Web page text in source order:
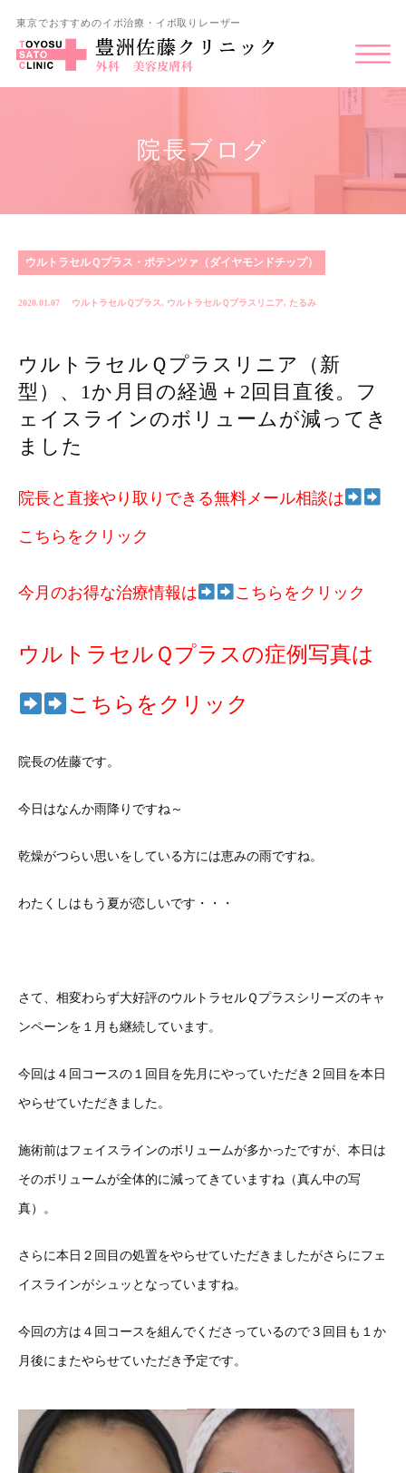
東京でおすすめのイボ治療・イボ取りレーザー
院長ブログ
ウルトラセルＱプラス・ポテンツァ（ダイヤモンドチップ）
2020.01.07 ウルトラセルＱプラス, ウルトラセルＱプラスリニア, たるみ
ウルトラセルＱプラスリニア（新
型）、1か月目の経過＋2回目直後。フ
ェイスラインのボリュームが減ってき
ました
院長と直接やり取りできる無料メール相談は
こちらをクリック
今月のお得な治療情報は こちらをクリック
ウルトラセルＱプラスの症例写真は
こちらをクリック
院長の佐藤です。
今日はなんか雨降りですね～
乾燥がつらい思いをしている方には恵みの雨ですね。
わたくしはもう夏が恋しいです・・・
さて、相変わらず大好評のウルトラセルＱプラスシリーズのキャ
ンペーンを１月も継続しています。
今回は４回コースの１回目を先月にやっていただき２回目を本日
やらせていただきました。
施術前はフェイスラインのボリュームが多かったですが、本日は
そのボリュームが全体的に減ってきていますね（真ん中の写
真）。
さらに本日２回目の処置をやらせていただきましたがさらにフェ
イスラインがシュッとなっていますね。
今回の方は４回コースを組んでくださっているので３回目も１か
月後にまたやらせていただき予定です。